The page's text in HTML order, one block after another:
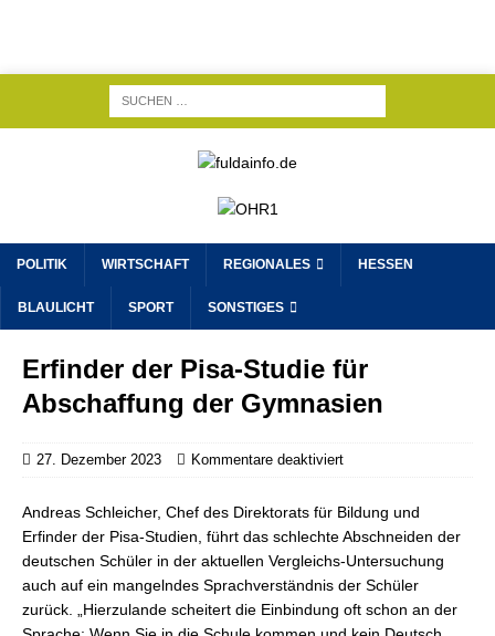
POLITIK WIRTSCHAFT REGIONALES HESSEN
BLAULICHT SPORT SONSTIGES
Erfinder der Pisa-Studie für
Abschaffung der Gymnasien
27. Dezember 2023 Kommentare deaktiviert
Andreas Schleicher, Chef des Direktorats für Bildung und
Erfinder der Pisa-Studien, führt das schlechte Abschneiden der
deutschen Schüler in der aktuellen Vergleichs-Untersuchung
auch auf ein mangelndes Sprachverständnis der Schüler
zurück. „Hierzulande scheitert die Einbindung oft schon an der